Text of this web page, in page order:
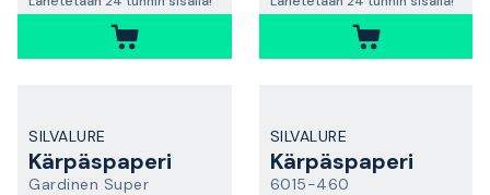
SILVALURE
Kärpäspaperi
Gardinen Super
SILVALURE
Kärpäspaperi
6015-460